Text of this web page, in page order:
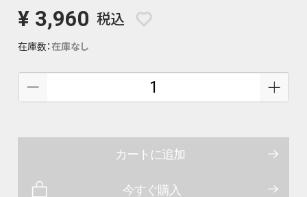
¥ 3,960 税込
在庫数：在庫なし
カートに追加
今すぐ購入